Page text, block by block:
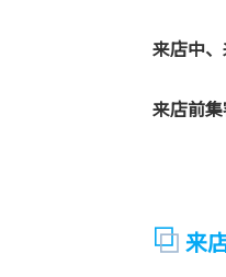
来店中
来店前集
来